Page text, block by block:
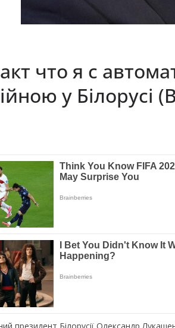
что я с
у Білорусі
президент Білорусії Олександр